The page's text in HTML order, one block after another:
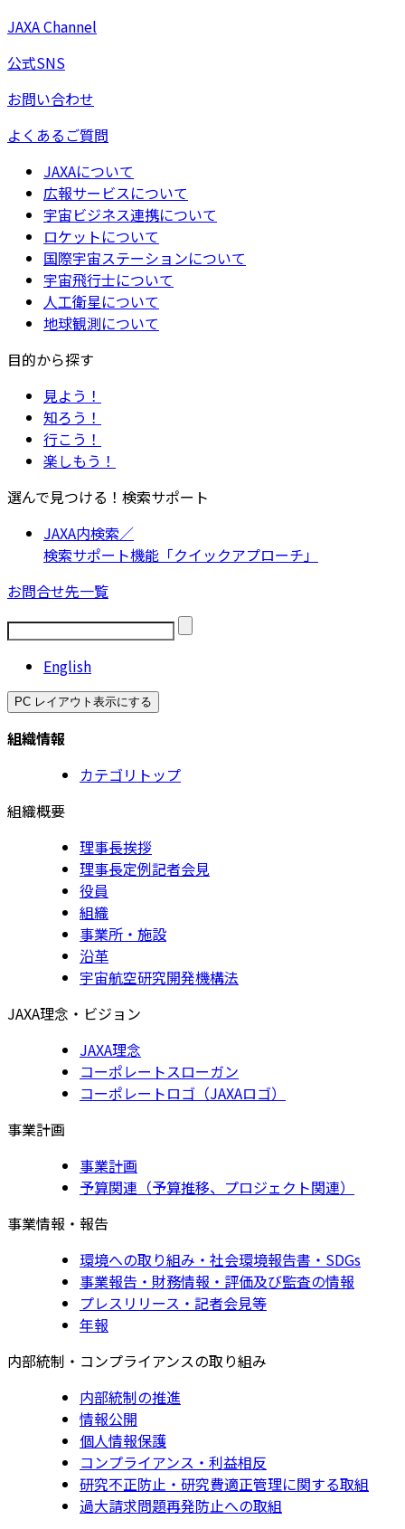
JAXA Channel
公式SNS
お問い合わせ
よくあるご質問
JAXAについて
広報サービスについて
宇宙ビジネス連携について
ロケットについて
国際宇宙ステーションについて
宇宙飛行士について
人工衛星について
地球観測について
目的から探す
見よう！
知ろう！
行こう！
楽しもう！
選んで見つける！検索サポート
JAXA内検索／
検索サポート機能「クイックアプローチ」
お問合せ先一覧
English
PC レイアウト表示にする
組織情報
カテゴリトップ
組織概要
理事長挨拶
理事長定例記者会見
役員
組織
事業所・施設
沿革
宇宙航空研究開発機構法
JAXA理念・ビジョン
JAXA理念
コーポレートスローガン
コーポレートロゴ（JAXAロゴ）
事業計画
事業計画
予算関連（予算推移、プロジェクト関連）
事業情報・報告
環境への取り組み・社会環境報告書・SDGs
事業報告・財務情報・評価及び監査の情報
プレスリリース・記者会見等
年報
内部統制・コンプライアンスの取り組み
内部統制の推進
情報公開
個人情報保護
コンプライアンス・利益相反
研究不正防止・研究費適正管理に関する取組
過大請求問題再発防止への取組